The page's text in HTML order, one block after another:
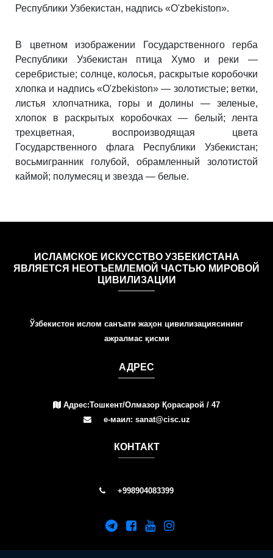
Республики Узбекистан, надпись «O'zbekiston».
В цветном изображении Государственного герба
Республики Узбекистан птица Хумо и реки —
серебристые; солнце, колосья, раскрытые коробочки
хлопка и надпись «O'zbekiston» — золотистые; ветки,
листья хлопчатника, горы и долины — зеленые,
хлопок в раскрытых коробочках — белый; лента
трехцветная, воспроизводящая цвета
Государственного флага Республики Узбекистан;
восьмигранник голубой, обрамленный золотистой
каймой; полумесяц и звезда — белые.
ИСЛАМСКОЕ ИСКУССТВО УЗБЕКИСТАНА
ЯВЛЯЕТСЯ НЕОТЪЕМЛЕМОЙ ЧАСТЬЮ МИРОВОЙ
ЦИВИЛИЗАЦИИ
Ўзбекистон ислом санъати жаҳон цивилизациясининг
ажралмас қисми
АДРЕС
Адрес:Тошкент/Олмазор Қорасарой / 47
е-маил: sanat@cisc.uz
КОНТАКТ
+998904083399